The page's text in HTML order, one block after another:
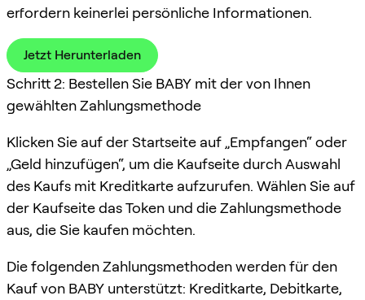
erfordern keinerlei persönliche Informationen.
Jetzt Herunterladen
Schritt 2: Bestellen Sie BABY mit der von Ihnen
gewählten Zahlungsmethode
Klicken Sie auf der Startseite auf „Empfangen“ oder
„Geld hinzufügen“, um die Kaufseite durch Auswahl
des Kaufs mit Kreditkarte aufzurufen. Wählen Sie auf
der Kaufseite das Token und die Zahlungsmethode
aus, die Sie kaufen möchten.
Die folgenden Zahlungsmethoden werden für den
Kauf von BABY unterstützt: Kreditkarte, Debitkarte,